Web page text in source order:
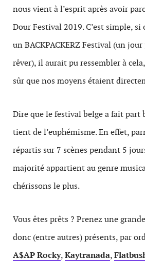
nous vient à l’esprit après avoir
Dour Festival 2019. C’est simple,
un BACKPACKERZ Festival (un
rêver), il aurait pu ressembler à
sûr que nos moyens étaient
Dire que le festival belge a fait part
tient de l’euphémisme. En effet,
répartis sur 7 scènes pendant 5
majorité appartient au genre
chérissons le plus.
Vous êtes prêts ? Prenez une
donc (entre autres) présents, par
A$AP Rocky,Kaytranada,